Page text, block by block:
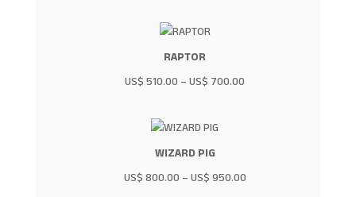
RAPTOR
US$ 510.00 –US$ 700.00
WIZARD PIG
US$ 800.00 – US$ 950.00